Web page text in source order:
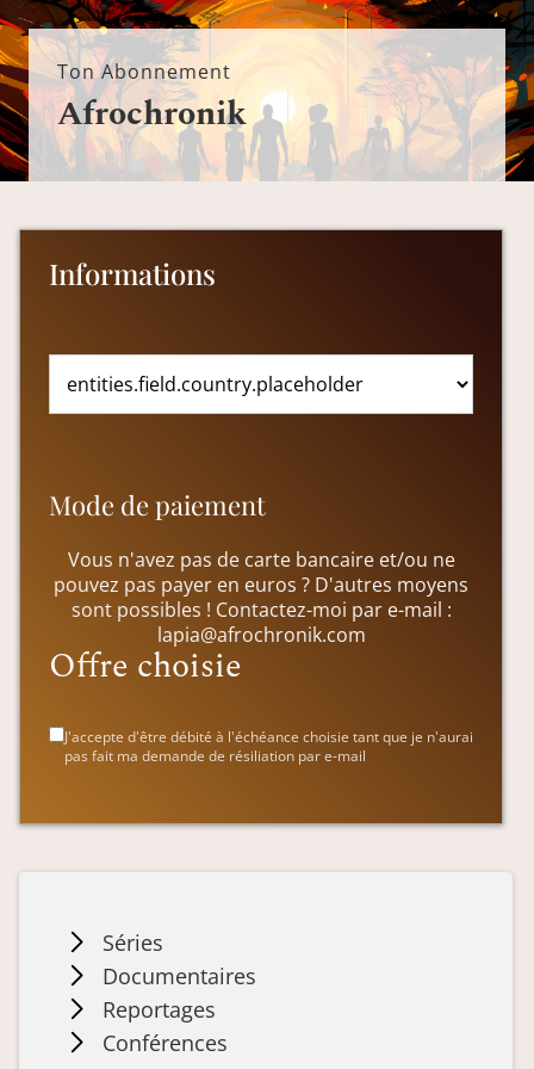
Ton Abonnement
Afrochronik
Informations
Mode de paiement
Vous n'avez pas de carte bancaire et/ou ne
pouvez pas payer en euros ? D'autres moyens
sont possibles ! Contactez-moi par e-mail :
lapia@afrochronik.com
Offre choisie
J'accepte d'être débité à l'échéance choisie tant que je n'aurai
pas fait ma demande de résiliation par e-mail
Séries
Documentaires
Reportages
Conférences